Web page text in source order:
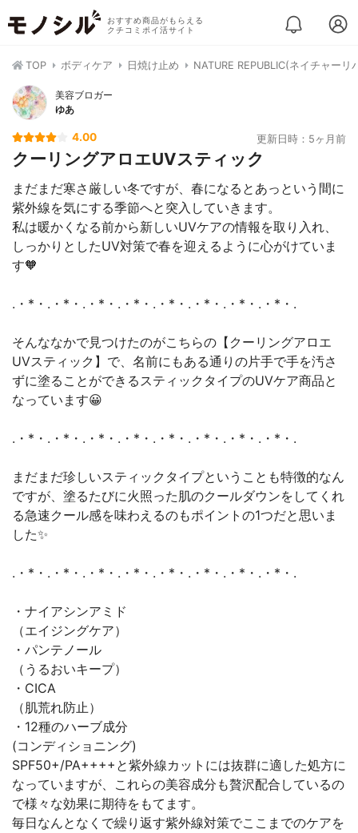
おすすめ商品がもらえる
クチコミポイ活サイト
TOP ボディケア 日焼け止め NATURE REPUBLIC(ネイチャー
美容ブロガー
ゆあ
4.00 更新日時：5ヶ月前
クーリングアロエUVスティック
まだまだ寒さ厳しい冬ですが、春になるとあっという間に
紫外線を気にする季節へと突入していきます。
私は暖かくなる前から新しいUVケアの情報を取り入れ、
しっかりとしたUV対策で春を迎えるように心がけていま
す🧡
.・*・.・*・.・*・.・*・.・*・.・*・.・*・.・*・.
そんななかで見つけたのがこちらの【クーリングアロエ
UVスティック】で、名前にもある通りの片手で手を汚さ
ずに塗ることができるスティックタイプのUVケア商品と
なっています😀
.・*・.・*・.・*・.・*・.・*・.・*・.・*・.・*・.
まだまだ珍しいスティックタイプということも特徴的なん
ですが、塗るたびに火照った肌のクールダウンをしてくれ
る急速クール感を味わえるのもポイントの1つだと思いま
した✨
.・*・.・*・.・*・.・*・.・*・.・*・.・*・.・*・.
・ナイアシンアミド
（エイジングケア）
・パンテノール
（うるおいキープ）
・CICA
（肌荒れ防止）
・12種のハーブ成分
(コンディショニング)
SPF50+/PA++++と紫外線カットには抜群に適した処方に
なっていますが、これらの美容成分も贅沢配合しているの
で様々な効果に期待をもてます。
毎日なんとなくで繰り返す紫外線対策でここまでのケアを